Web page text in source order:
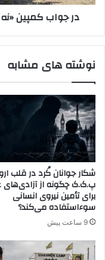
ر
م
ه
ت
ر
ک
ی
خ
و
ا
ب
ی
ب
پ
ه
ا
ع
د
ا
م
»
گ
ر
و
ه
ه
ا
در جواب کمپین
نوشته های مشابه
شکار جوانان کُرد در قلب
پ.ک.ک چگونه از
برای تأمین نیروی انسانی
سوءاستفاده می‌کند؟
9 ساعت پیش